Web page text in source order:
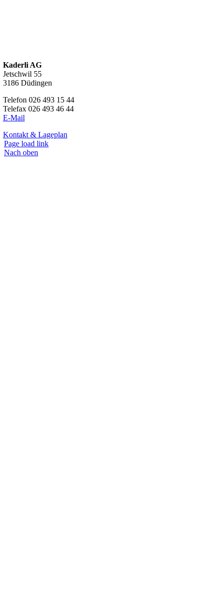
Kaderli AG
Jetschwil 55
3186 Düdingen
Telefon 026 493 15 44
Telefax 026 493 46 44
E-Mail
Kontakt & Lageplan
Page load link
Nach oben